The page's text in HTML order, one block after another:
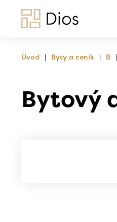
Úvod | Byty a ceník | B |
Bytový